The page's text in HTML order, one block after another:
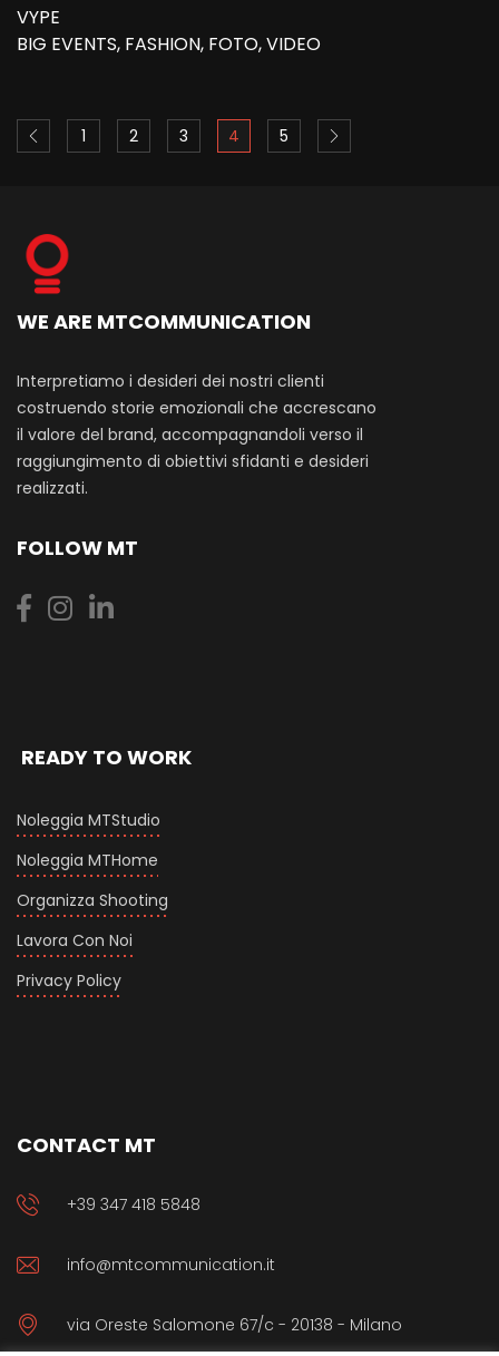
VYPE
BIG EVENTS, FASHION, FOTO, VIDEO
1 2 3 4 5
WE ARE MTCOMMUNICATION
Interpretiamo i desideri dei nostri clienti
costruendo storie emozionali che accrescano
il valore del brand, accompagnandoli verso il
raggiungimento di obiettivi sfidanti e desideri
realizzati.
FOLLOW MT
READY TO WORK
Noleggia MTStudio
Noleggia MTHome
Organizza Shooting
Lavora Con Noi
Privacy Policy
CONTACT MT
+39 347 418 5848
info@mtcommunication.it
via Oreste Salomone 67/c - 20138 - Milano